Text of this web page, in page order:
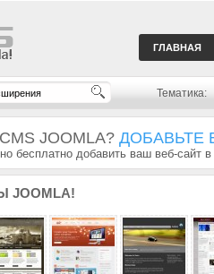
ГЛАВНАЯ
Тематика:
JOOMLA? ДОБАВЬТЕ
бесплатно добавить ваш веб-сайт